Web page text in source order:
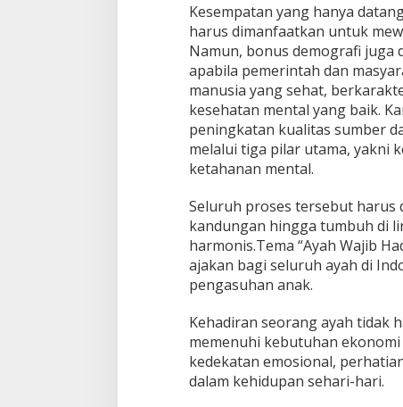
Kesempatan yang hanya
harus dimanfaatkan untuk
Namun, bonus demografi juga
apabila pemerintah dan
manusia yang sehat,
kesehatan mental yang baik.
peningkatan kualitas sumber
melalui tiga pilar utama, yakni
ketahanan mental.
Seluruh proses tersebut harus
kandungan hingga tumbuh di
harmonis.Tema “Ayah Wajib
ajakan bagi seluruh ayah di
pengasuhan anak.
Kehadiran seorang ayah tidak
memenuhi kebutuhan
kedekatan emosional,
dalam kehidupan sehari-hari.